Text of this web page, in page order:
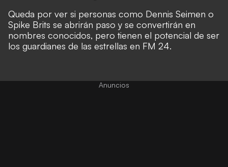
Queda por ver si personas como Dennis Seimen o
Spike Brits se abrirán paso y se convertirán en
nombres conocidos, pero tienen el potencial de ser
los guardianes de las estrellas en FM 24.